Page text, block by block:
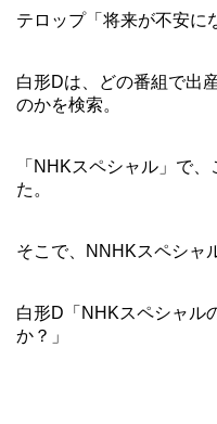
テロップ「将来が不安に
白形Dは、どの番組で出
のかを検索。
「NHKスペシャル」で
た。
そこで、NNHKスペシャ
白形D「NHKスペシャル
か？」